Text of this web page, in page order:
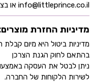
info@littleprince.co.il או בצור קשר באתר.
מדיניות החזרת
בהתאם לחוק הגנת הצרכן
ניתן לבטל את העסקה
לשירות הלקוחות של החברה.